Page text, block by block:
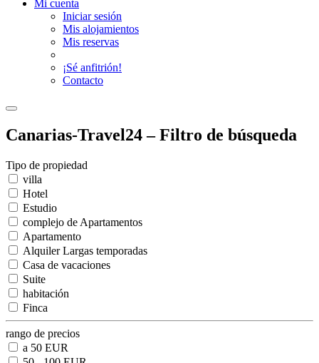
Mi cuenta
Iniciar sesión
Mis alojamientos
Mis reservas
¡Sé anfitrión!
Contacto
Canarias-Travel24 – Filtro de búsqueda
Tipo de propiedad
villa
Hotel
Estudio
complejo de Apartamentos
Apartamento
Alquiler Largas temporadas
Casa de vacaciones
Suite
habitación
Finca
rango de precios
a 50 EUR